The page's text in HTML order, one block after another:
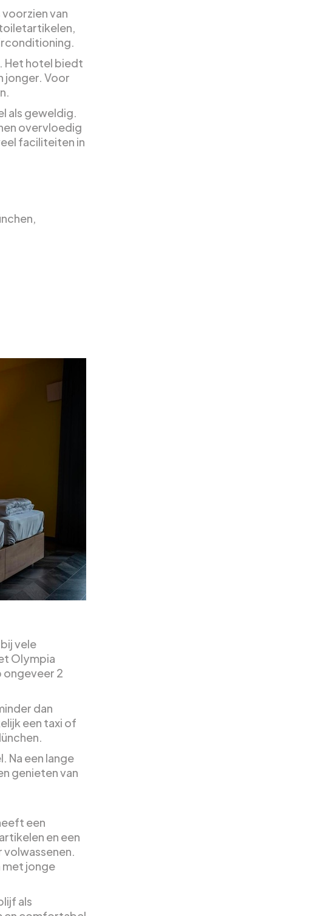
van
Het hotel biedt
jonger. Voor
als geweldig.
overvloedig
faciliteiten in
vele
Olympia
ongeveer 2
dan
een taxi of
Na een lange
genieten van
een
en een
met jonge
als